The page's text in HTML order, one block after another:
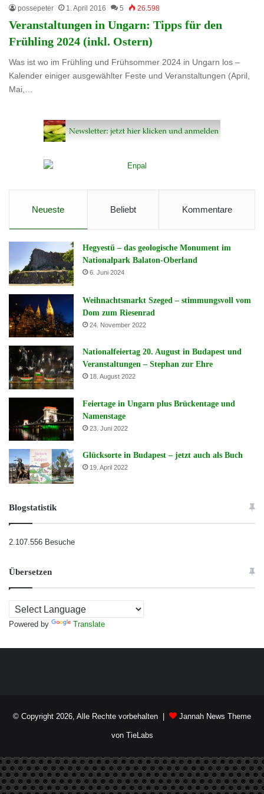
possepeter 1. April 2016 5 26.598
Veranstaltungen in Ungarn: Tipps für den
Frühling 2024 (inkl. Ostern)
Was ist wo im Frühling und Frühsommer 2024 in Ungarn los –
Kalender einiger ausgewählter Feste und Veranstaltungen (April,
Mai,…
Neueste Beliebt Kommentare
Hegyestű – das geologische Monument im
Nationalpark Balaton-Oberland
6. Juni 2024
Weihnachtsmarkt Szeged – stimmungsvoll vom
Dom zum Riesenrad
24. November 2022
Nationalfeiertag 20. August in Budapest und
Veranstaltungen – Stephan zur Ehre
18. August 2022
Feiertage in Ungarn plus Brückentage und
Namenstage
23. Juni 2022
Glücksorte in Budapest – jetzt auch als Buch
19. April 2022
Blogstatistik
2.107.556 Besuche
Übersetzen
Powered by Translate
© Copyright 2026, Alle Rechte vorbehalten | Jannah News Theme
von TieLabs